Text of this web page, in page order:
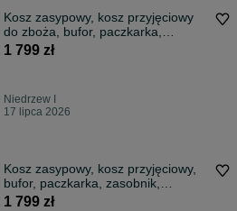
Kosz zasypowy, kosz przyjęciowy
do zboża, bufor, paczkarka,
zasobnik, separator
1 799 zł
Niedrzew I
17 lipca 2026
Kosz zasypowy, kosz przyjęciowy,
bufor, paczkarka, zasobnik,
separator
1 799 zł